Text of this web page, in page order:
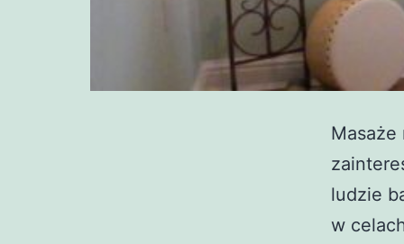
ludzie
w